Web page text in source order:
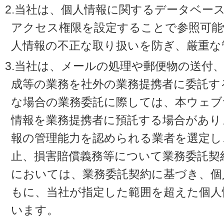
2.当社は、個人情報に関するデータベー
アクセス権限を設定することで参照可
人情報の不正な取り扱いを防ぎ、厳重
3.当社は、メールの処理や郵便物の送付
成等の業務を社外の業務提携者に委託
な場合の業務委託に際しては、本ウェ
情報を業務提携者に預託する場合があ
報の管理能力を認められる業者を選定
止、損害賠償義務等について業務委託
においては、業務委託契約に基づき、
もに、当社が指定した範囲を超えた個
います。